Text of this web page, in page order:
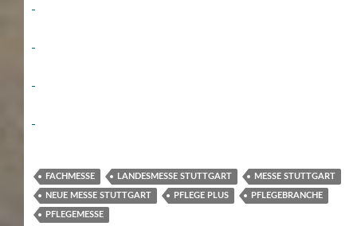
FACHMESSE LANDESMESSE STUTTGART MESSE STUTTGART
NEUE MESSE STUTTGART PFLEGE PLUS PFLEGEBRANCHE
PFLEGEMESSE